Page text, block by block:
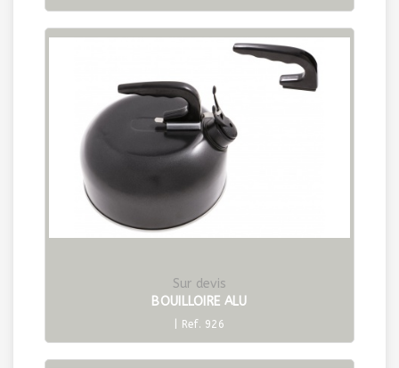
Sur devis
BOUILLOIRE ALU
| Ref. 926